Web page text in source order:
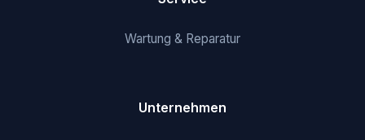
Wartung & Reparatur
Unternehmen